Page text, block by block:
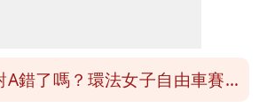
灣人兩觀念」
A錯了嗎？環法女子自由車賽